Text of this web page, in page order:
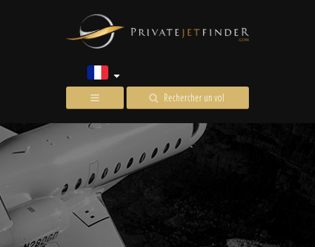
Rechercher un vol